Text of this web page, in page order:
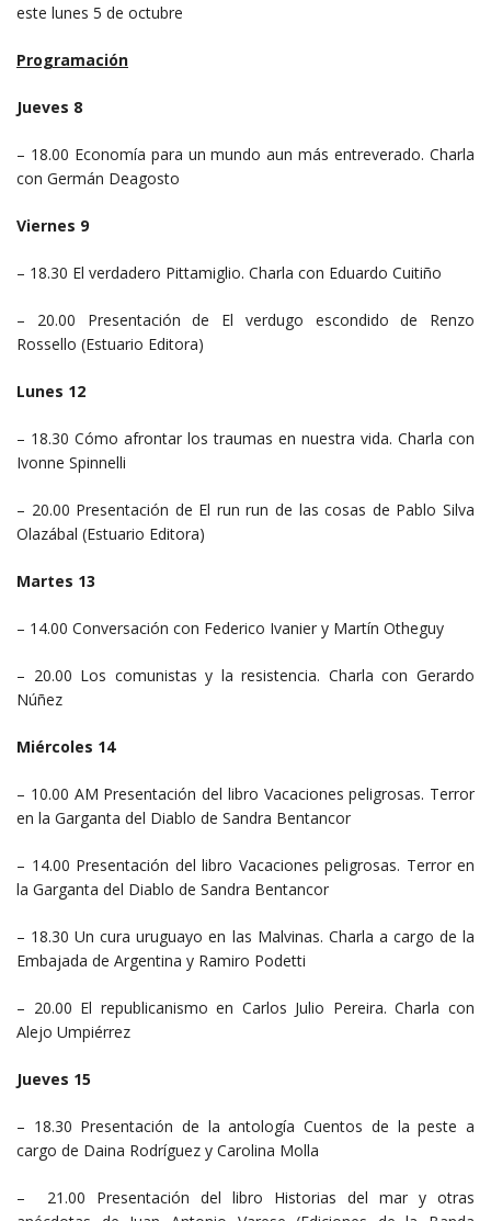
este lunes 5 de octubre
Programación
Jueves 8
– 18.00 Economía para un mundo aun más entreverado. Charla
con Germán Deagosto
Viernes 9
– 18.30 El verdadero Pittamiglio. Charla con Eduardo Cuitiño
– 20.00 Presentación de El verdugo escondido de Renzo
Rossello (Estuario Editora)
Lunes 12
– 18.30 Cómo afrontar los traumas en nuestra vida. Charla con
Ivonne Spinnelli
– 20.00 Presentación de El run run de las cosas de Pablo Silva
Olazábal (Estuario Editora)
Martes 13
– 14.00 Conversación con Federico Ivanier y Martín Otheguy
– 20.00 Los comunistas y la resistencia. Charla con Gerardo
Núñez
Miércoles 14
– 10.00 AM Presentación del libro Vacaciones peligrosas. Terror
en la Garganta del Diablo de Sandra Bentancor
– 14.00 Presentación del libro Vacaciones peligrosas. Terror en
la Garganta del Diablo de Sandra Bentancor
– 18.30 Un cura uruguayo en las Malvinas. Charla a cargo de la
Embajada de Argentina y Ramiro Podetti
– 20.00 El republicanismo en Carlos Julio Pereira. Charla con
Alejo Umpiérrez
Jueves 15
– 18.30 Presentación de la antología Cuentos de la peste a
cargo de Daina Rodríguez y Carolina Molla
– 21.00 Presentación del libro Historias del mar y otras